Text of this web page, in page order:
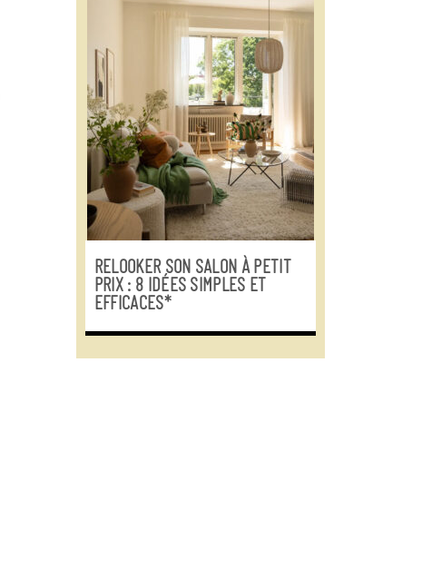
RELOOKER SON SALON À PETIT
PRIX : 8 IDÉES SIMPLES ET
EFFICACES*